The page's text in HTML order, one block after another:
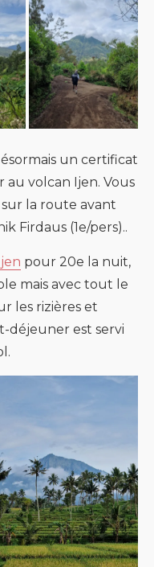
un certificat
volcan Ijen. Vous
la route avant
Firdaus (1e/pers)..
pour 20e la nuit,
mais avec tout le
les rizières et
déjeuner est servi